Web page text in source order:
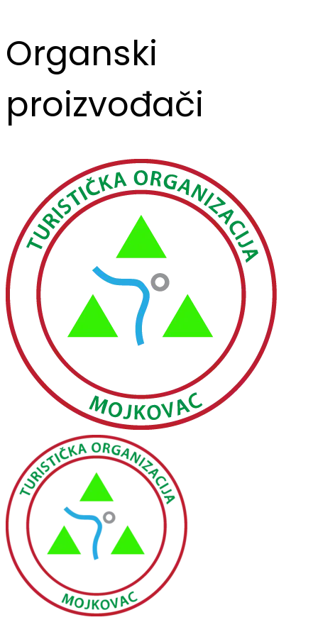
Organski
proizvođači